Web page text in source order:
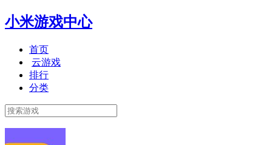
小米游戏中心
首页
云游戏
排行
分类